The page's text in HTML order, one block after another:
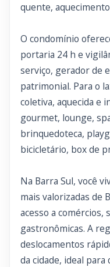
quente,
O condomínio
portaria 24 h e
serviço, gerador de
patrimonial. Para o
coletiva, aquecida e
gourmet, lounge,
brinquedoteca,
bicicletário, box de
Na Barra Sul, você
mais valorizadas de
acesso a comércios,
gastronômicas. A
deslocamentos
da cidade, ideal